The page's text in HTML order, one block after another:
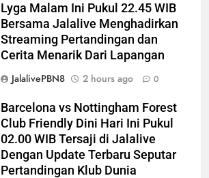
Lyga Malam Ini Pukul 22.45 WIB
Bersama Jalalive Menghadirkan
Streaming Pertandingan dan
Cerita Menarik Dari Lapangan
JalalivePBN8
2 hours ago 0
Barcelona vs Nottingham Forest
Club Friendly Dini Hari Ini Pukul
02.00 WIB Tersaji di Jalalive
Dengan Update Terbaru Seputar
Pertandingan Klub Dunia